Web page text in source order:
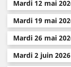
Mardi 12 mai
Mardi 19 mai
Mardi 26 mai
Mardi 2 juin